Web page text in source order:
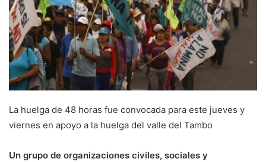
La huelga de 48 horas fue convocada para este jueves y
viernes en apoyo a la huelga del valle del Tambo
Un grupo de organizaciones civiles, sociales y